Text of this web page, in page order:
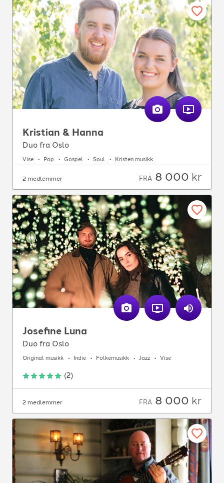
Kristian & Hanna
Duo fra Oslo
Vise Pop Gospel Soul Kristen musikk
2 medlemmer FRA 8 000 kr
Josefine Luna
Duo fra Oslo
Original musikk Indie Folkemusikk Jazz Vise
(2)
2 medlemmer FRA 8 000 kr